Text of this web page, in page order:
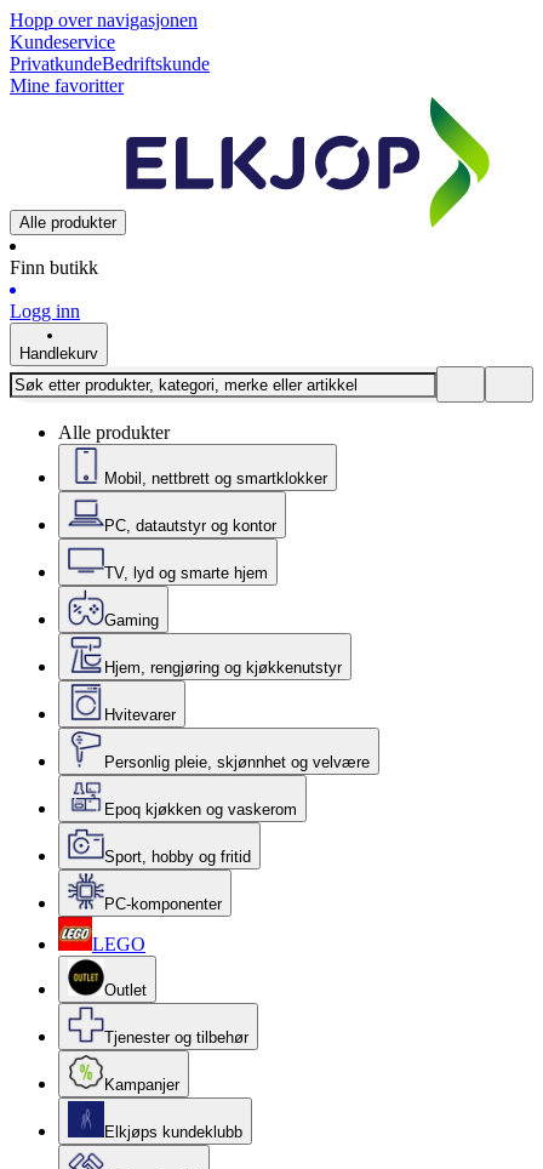
Hopp over navigasjonen
Kundeservice
PrivatkundeBedriftskunde
Mine favoritter
Alle produkter
Finn butikk
Logg inn
Handlekurv
Alle produkter
Mobil, nettbrett og smartklokker
PC, datautstyr og kontor
TV, lyd og smarte hjem
Gaming
Hjem, rengjøring og kjøkkenutstyr
Hvitevarer
Personlig pleie, skjønnhet og velvære
Epoq kjøkken og vaskerom
Sport, hobby og fritid
PC-komponenter
LEGO
Outlet
Tjenester og tilbehør
Kampanjer
Elkjøps kundeklubb